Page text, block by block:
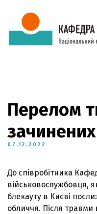
Перелом
07.12.2022
До співробітника
військовослужбовця,
блекауту в Києві
обличчя. Після травми